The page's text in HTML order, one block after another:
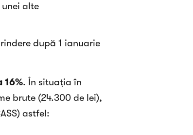
alte
după 1 ianuarie
16%. În situația în
brute (24.300 de lei),
astfel: